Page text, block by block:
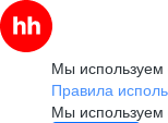
Мы используем
Правила
Мы